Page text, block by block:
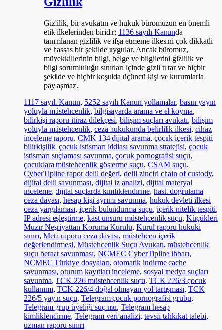
Gizlilik, bir avukatın ve hukuk büromuzun en önemli
etik ilkelerinden biridir; 1136 sayılı Kanunda
tanımlanan gizlilik ve ifşa etmeme ilkesini çok dikkatli
ve hassas bir şekilde uygular. Ancak büromuz,
müvekkillerinin bilgi, belge ve bilgilerini gizlilik ve
bilgi sorumluluğu sınırları içinde gizli tutar ve hiçbir
şekilde ve hiçbir koşulda üçüncü kişi ve kurumlarla
paylaşmaz.
1117 sayılı Kanun, 5252 sayılı Kanun yollamalar, basın yayın
yoluyla müstehcenlik, bilgisayarda arama ve el koyma,
bilirkişi raporu itiraz dilekçesi, bilişim suçları avukatı, bilişim
yoluyla müstehcenlik, ceza hukukunda belirlilik ilkesi, cihaz
inceleme raporu, CMK 134 dijital arama, çocuk içerik tespiti
bilirkişilik, çocuk istismarı iddiası savunma stratejisi, çocuk
istismarı suçlaması savunma, çocuk pornografisi suçu,
çocuklara müstehcenlik gösterme suçu, CSAM suçu,
CyberTipline rapor delil değeri, delil zinciri chain of custody,
dijital delil savunması, dijital iz analizi, dijital materyal
inceleme, dijital suçlarda kimliklendirme, hash doğrulama
ceza davası, hesap kişi ayrımı savunma, hukuk devleti ilkesi
ceza yargılaması, içerik bulundurma suçu, içerik nitelik tespiti,
IP adresi eşleştirme, kast unsuru müstehcenlik suçu, Küçükleri
Muzır Neşriyattan Koruma Kurulu, Kurul raporu hukuki
sınırı, Meta raporu ceza davası, müstehcen içerik
değerlendirmesi, Müstehcenlik Suçu Avukatı, müstehcenlik
suçu beraat savunması, NCMEC CyberTipline ihbarı,
NCMEC Türkiye dosyaları, otomatik indirme cache
savunması, oturum kayıtları inceleme, sosyal medya suçları
savunma, TCK 226 müstehcenlik suçu, TCK 226/3 çocuk
kullanımı, TCK 226/4 doğal olmayan yol tartışması, TCK
226/5 yayın suçu, Telegram çocuk pornografisi grubu,
Telegram grup üyeliği suç mu, Telegram hesap
kimliklendirme, Telegram veri analizi, tevsii tahkikat talebi,
uzman raporu sınırı